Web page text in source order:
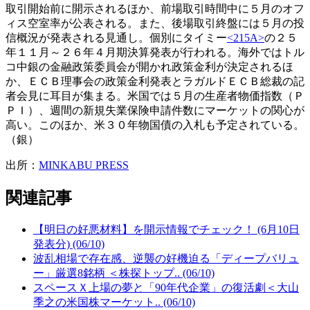
取引開始前に開示されるほか、前場取引時間中に５月のオフ
ィス空室率が公表される。また、後場取引終盤には５月の投
信概況が発表される見通し。個別にタイミー<215A>の２５
年１１月～２６年４月期決算発表が行われる。海外ではトル
コ中銀の金融政策委員会が開かれ政策金利が決定されるほ
か、ＥＣＢ理事会の政策金利発表とラガルドＥＣＢ総裁の記
者会見に耳目が集まる。米国では５月の生産者物価指数（Ｐ
ＰＩ）、週間の新規失業保険申請件数にマーケットの関心が
高い。このほか、米３０年物国債の入札も予定されている。
（銀）
出所： MINKABU PRESS
関連記事
【明日の好悪材料】を開示情報でチェック！ (6月10日
発表分) (06/10)
波乱相場で存在感、逆襲の好機迫る「ディープバリュ
ー」厳選8銘柄 ＜株探トップ.. (06/10)
スペースＸ上場の夢と「90年代企業」の復活劇＜大山
季之の米国株マーケット.. (06/10)